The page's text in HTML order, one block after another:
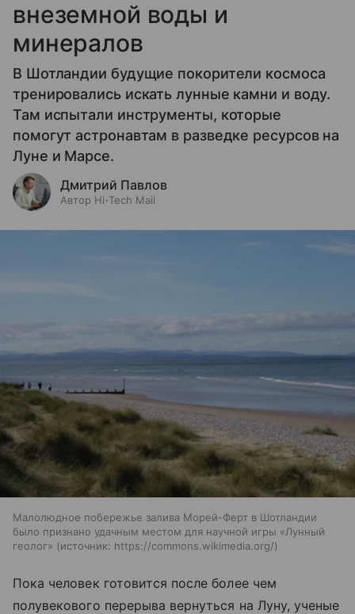
внеземной воды и
минералов
В Шотландии будущие покорители космоса
тренировались искать лунные камни и воду.
Там испытали инструменты, которые
помогут астронавтам в разведке ресурсов на
Луне и Марсе.
Дмитрий Павлов
Автор Hi-Tech Mail
Малолюдное побережье залива Морей-Ферт в Шотландии
было признано удачным местом для научной игры «Лунный
геолог»
источник: https://commons.wikimedia.org/
Пока человек готовится после более чем
полувекового перерыва вернуться на Луну, ученые